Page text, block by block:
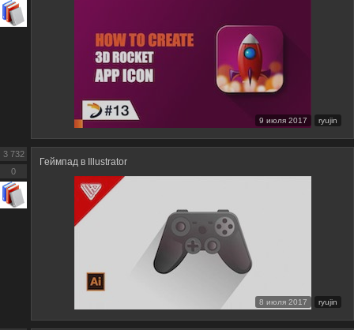
9 июля 2017 ryujin
Геймпад в Illustrator
8 июля 2017 ryujin
3 732
0